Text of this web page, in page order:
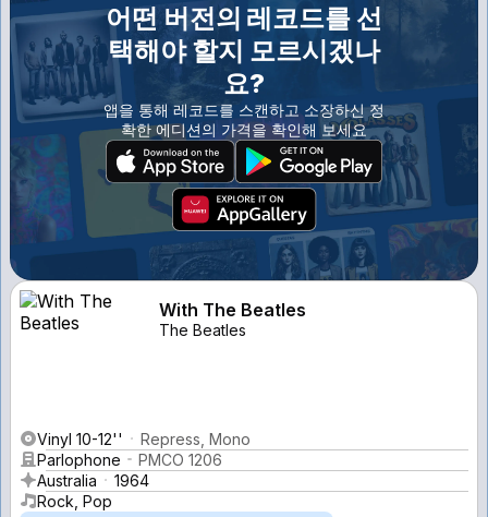
어떤 버전의 레코드를 선
택해야 할지 모르시겠나
요?
앱을 통해 레코드를 스캔하고 소장하신 정
확한 에디션의 가격을 확인해 보세요
With The Beatles
The Beatles
Vinyl 10-12''
Repress, Mono
Parlophone
PMCO 1206
Australia
1964
Rock, Pop